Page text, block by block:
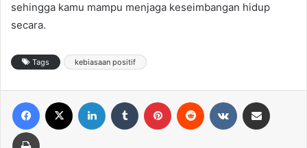
sehingga kamu mampu menjaga keseimbangan hidup
secara.
Tags kebiasaan positif